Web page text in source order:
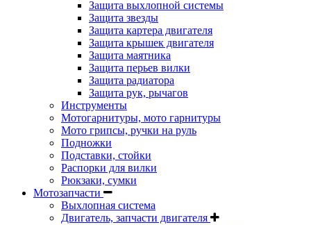
Защита выхлопной системы
Защита звезды
Защита картера двигателя
Защита крышек двигателя
Защита маятника
Защита перьев вилки
Защита радиатора
Защита рук, рычагов
Инструменты
Мотогарнитуры, мото гарнитуры
Мото грипсы, ручки на руль
Подножки
Подставки, стойки
Распорки для вилки
Рюкзаки, сумки
Мотозапчасти
Выхлопная система
Двигатель, запчасти двигателя